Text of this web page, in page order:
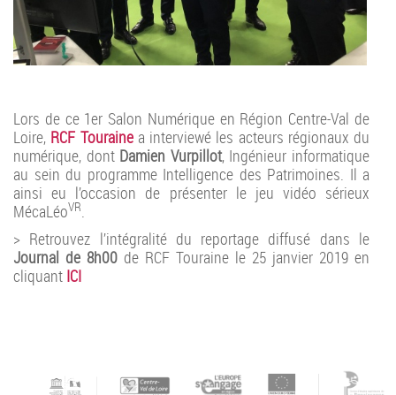
Lors de ce 1er Salon Numérique en Région Centre-Val de
Loire, RCF Tourainea interviewé les acteurs régionaux du
numérique, dont Damien Vurpillot, Ingénieur informatique
au sein du programme Intelligence des Patrimoines. Il a
ainsi eu l’occasion de présenter le jeu vidéo sérieux
MécaLéoVR
> Retrouvez l’intégralité du reportage diffusé dans le
Journal de 8h00 de RCF Touraine le 25 janvier 2019 en
cliquant ICI